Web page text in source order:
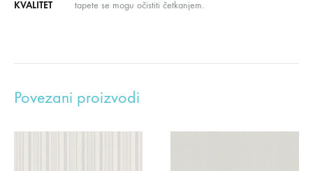
KVALITET tapete se mogu očistiti četkanjem.
Povezani proizvodi